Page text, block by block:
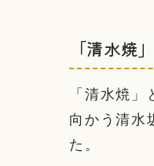
「清水焼
「清水焼
向かう清水
た。